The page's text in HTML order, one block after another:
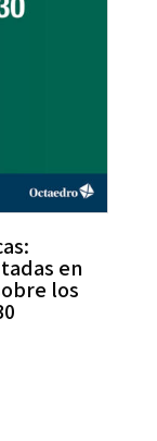
en
los